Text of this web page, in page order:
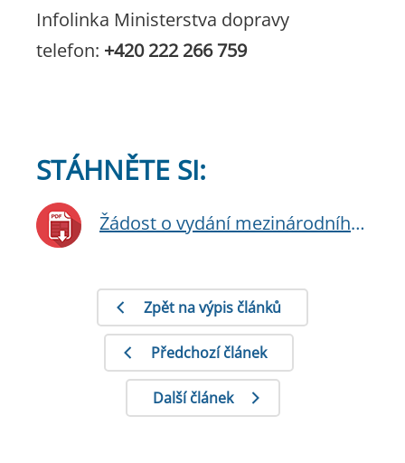
Infolinka Ministerstva dopravy
telefon: +420 222 266 759
STÁHNĚTE SI:
Žádost o vydání mezinárodního řidičského průkazu
Zpět na výpis článků
Předchozí článek
Další článek